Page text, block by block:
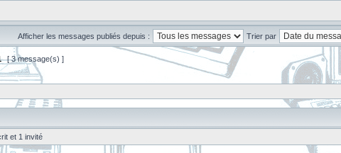
Afficher les messages publiés depuis : Trier par
[ 3 message(s) ]
et 1 invité